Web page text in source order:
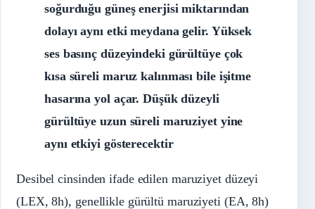
soğurduğu güneş enerjisi miktarından
dolayı aynı etki meydana gelir. Yüksek
ses basınç düzeyindeki gürültüye çok
kısa süreli maruz kalınması bile işitme
hasarına yol açar. Düşük düzeyli
gürültüye uzun süreli maruziyet yine
aynı etkiyi gösterecektir
Desibel cinsinden ifade edilen maruziyet düzeyi
(LEX, 8h), genellikle gürültü maruziyeti (EA, 8h)